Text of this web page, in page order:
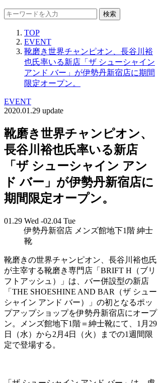
検索
TOP
EVENT
靴磨き世界チャンピオン、長谷川裕
也氏率いる新店「ザ シューシャイン
アンド バー」が伊勢丹新宿店に期間
限定オープン。
EVENT
2020.01.29 update
靴磨き世界チャンピオン、
長谷川裕也氏率いる新店
「ザ シューシャイン アン
ド バー」が伊勢丹新宿店に
期間限定オープン。
01.29 Wed -02.04 Tue
伊勢丹新宿店 メンズ館地下1階 紳士
靴
靴磨きの世界チャンピオン、長谷川裕也氏
が主宰する靴磨き専門店「BRIFT H（ブリ
フトアッシュ）」は、バー併設型の新店
「THE SHOESHINE AND BAR（ザ シュー
シャイン アンド バー）」の初となるポッ
プアップショップを伊勢丹新宿店にオープ
ン。メンズ館地下1階＝紳士靴にて、1月29
日（水）から2月4日（火）までの1週間限
定で登場する。